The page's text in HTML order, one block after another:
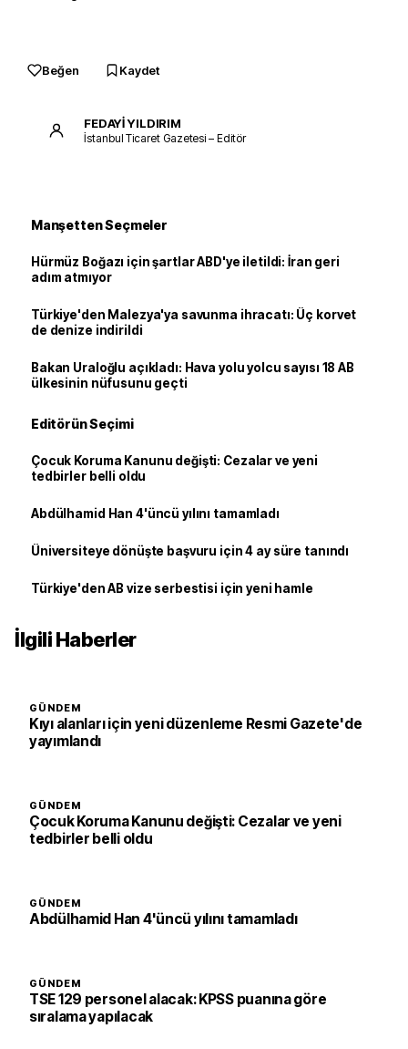
Beğen Kaydet
FEDAYİ YILDIRIM
İstanbul Ticaret Gazetesi – Editör
Manşetten Seçmeler
Hürmüz Boğazı için şartlar ABD'ye iletildi: İran geri
adım atmıyor
Türkiye'den Malezya'ya savunma ihracatı: Üç korvet
de denize indirildi
Bakan Uraloğlu açıkladı: Hava yolu yolcu sayısı 18 AB
ülkesinin nüfusunu geçti
Editörün Seçimi
Çocuk Koruma Kanunu değişti: Cezalar ve yeni
tedbirler belli oldu
Abdülhamid Han 4'üncü yılını tamamladı
Üniversiteye dönüşte başvuru için 4 ay süre tanındı
Türkiye'den AB vize serbestisi için yeni hamle
İlgili Haberler
GÜNDEM
Kıyı alanları için yeni düzenleme Resmi Gazete'de
yayımlandı
GÜNDEM
Çocuk Koruma Kanunu değişti: Cezalar ve yeni
tedbirler belli oldu
GÜNDEM
Abdülhamid Han 4'üncü yılını tamamladı
GÜNDEM
TSE 129 personel alacak: KPSS puanına göre
sıralama yapılacak